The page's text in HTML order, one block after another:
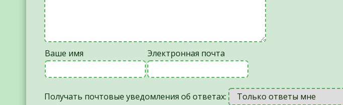
Ваше имя Электронная почта
Получать почтовые уведомления об ответах: